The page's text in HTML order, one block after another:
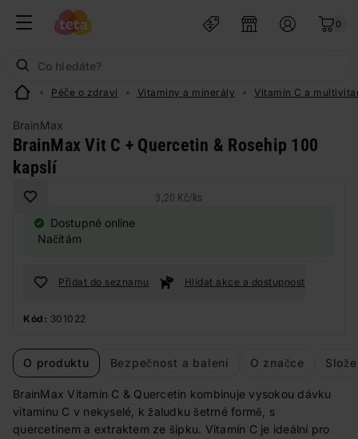
0
Péče o zdraví Vitaminy a minerály Vitamín C a
BrainMax
BrainMax Vit C + Quercetin & Rosehip 100
kapslí
3,20 Kč/ks
Dostupné online
Načítám
Přidat do seznamu Hlídat akce a dostupnost
Kód: 301022
O produktu Bezpečnost a balení O značce
BrainMax Vitamin C & Quercetin kombinuje vysokou dávku
vitaminu C v nekyselé, k žaludku šetrné formě, s
quercetinem a extraktem ze šípku. Vitamín C je ideální pro